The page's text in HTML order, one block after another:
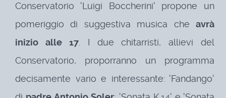
Conservatorio 'Luigi Boccherini' propone un
pomeriggio di suggestiva musica cheavrà
inizio alle 17. I due chitarristi, allievi del
Conservatorio, proporranno un programma
decisamente vario e interessante: 'Fandango'